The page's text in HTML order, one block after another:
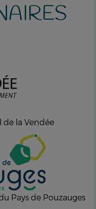
la Vendée
Pays de Pouzauges